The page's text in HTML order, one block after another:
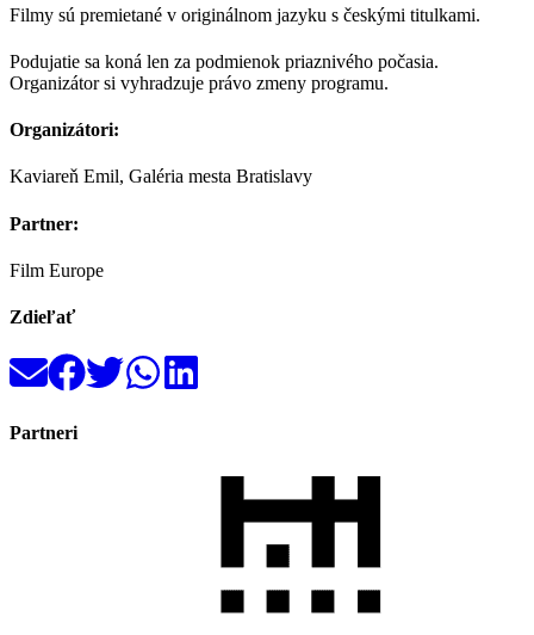
Filmy sú premietané v originálnom jazyku s českými titulkami.
Podujatie sa koná len za podmienok priaznivého počasia.
Organizátor si vyhradzuje právo zmeny programu.
Organizátori:
Kaviareň Emil, Galéria mesta Bratislavy
Partner:
Film Europe
Zdieľať
Partneri